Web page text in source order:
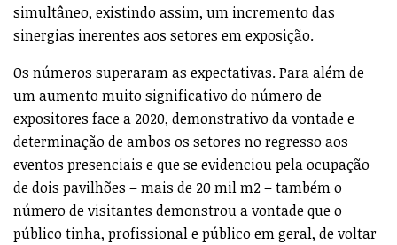
simultâneo, existindo assim, um incremento das
sinergias inerentes aos setores em exposição.
Os números superaram as expectativas. Para além de
um aumento muito significativo do número de
expositores face a 2020, demonstrativo da vontade e
determinação de ambos os setores no regresso aos
eventos presenciais e que se evidenciou pela ocupação
de dois pavilhões – mais de 20 mil m2 – também o
número de visitantes demonstrou a vontade que o
público tinha, profissional e público em geral, de voltar